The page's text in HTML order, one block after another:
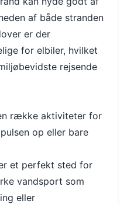
af både stranden
er der
for elbiler, hvilket
rejsende
række aktiviteter for
op eller bare
et perfekt sted for
vandsport som
eller